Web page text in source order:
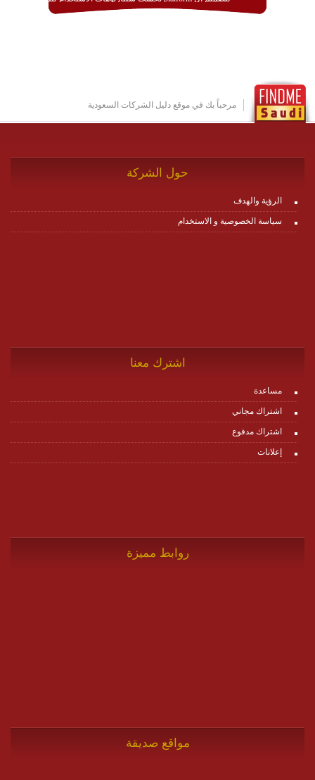
وتتوافق مع النشر والاستثمار ضمن بيئة استضافة dedicated
http://www.plutosms.com/zagel
مرحباً بك في موقع دليل الشركات السعودية
حول الشركة
الرؤية والهدف
سياسة الخصوصية و الاستخدام
اشترك معنا
مساعدة
اشتراك مجاني
اشتراك مدفوع
إعلانات
روابط مميزة
مواقع صديقة